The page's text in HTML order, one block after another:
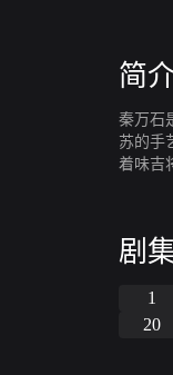
简
秦万石
苏的手
着味吉
剧
1
20